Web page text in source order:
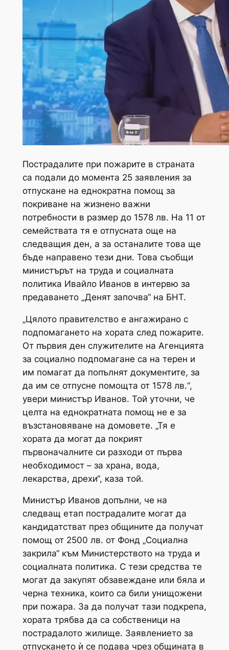
Пострадалите при пожарите в страната
са подали до момента 25 заявления за
отпускане на еднократна помощ за
покриване на жизнено важни
потребности в размер до 1578 лв. На 11 от
семействата тя е отпусната още на
следващия ден, а за останалите това ще
бъде направено тези дни. Това съобщи
министърът на труда и социалната
политика Ивайло Иванов в интервю за
предаването „Денят започва“ на БНТ.
„Цялото правителство е ангажирано с
подпомагането на хората след пожарите.
От първия ден служителите на Агенцията
за социално подпомагане са на терен и
им помагат да попълнят документите, за
да им се отпусне помощта от 1578 лв.“,
увери министър Иванов. Той уточни, че
целта на еднократната помощ не е за
възстановяване на домовете. „Тя е
хората да могат да покрият
първоначалните си разходи от първа
необходимост – за храна, вода,
лекарства, дрехи“, каза той.
Министър Иванов допълни, че на
следващ етап пострадалите могат да
кандидатстват през общините да получат
помощ от 2500 лв. от Фонд „Социална
закрила“ към Министерството на труда и
социалната политика. С тези средства те
могат да закупят обзавеждане или бяла и
черна техника, които са били унищожени
при пожара. За да получат тази подкрепа,
хората трябва да са собственици на
пострадалото жилище. Заявлението за
отпускането ѝ се подава чрез общината в